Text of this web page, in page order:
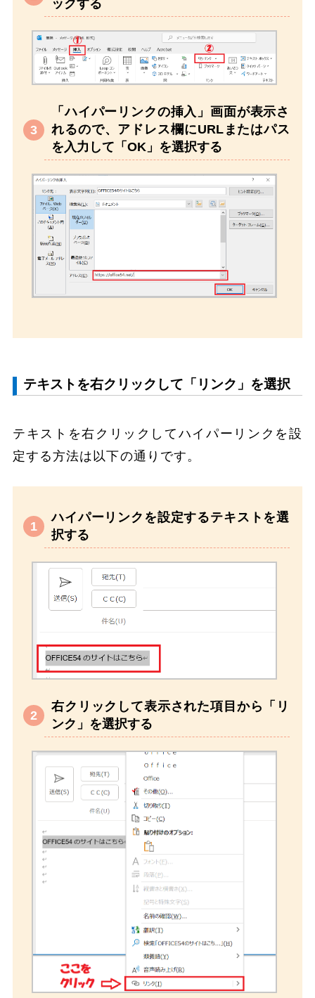
ックする
「ハイパーリンクの挿入」画面が表示さ
れるので、アドレス欄にURLまたはパス
を入力して「OK」を選択する
テキストを右クリックして「リンク」を選択
テキストを右クリックしてハイパーリンクを設
定する方法は以下の通りです。
ハイパーリンクを設定するテキストを選
択する
右クリックして表示された項目から「リ
ンク」を選択する